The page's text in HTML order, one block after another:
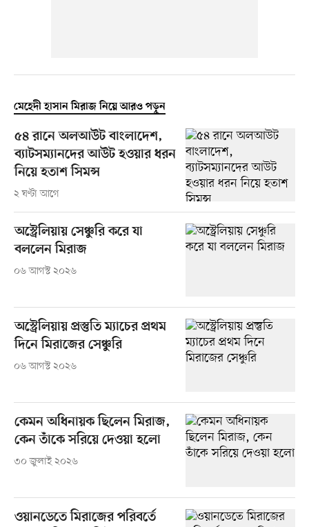
মেহেদী হাসান মিরাজ নিয়ে আরও পড়ুন
৫৪ রানে অলআউট বাংলাদেশ,
ব্যাটসম্যানদের আউট হওয়ার ধরন
নিয়ে হতাশ সিমন্স
২ ঘণ্টা আগে
অস্ট্রেলিয়ায় সেঞ্চুরি করে যা
বললেন মিরাজ
০৬ আগস্ট ২০২৬
অস্ট্রেলিয়ায় প্রস্তুতি ম্যাচের প্রথম
দিনে মিরাজের সেঞ্চুরি
০৬ আগস্ট ২০২৬
কেমন অধিনায়ক ছিলেন মিরাজ,
কেন তাঁকে সরিয়ে দেওয়া হলো
৩০ জুলাই ২০২৬
ওয়ানডেতে মিরাজের পরিবর্তে